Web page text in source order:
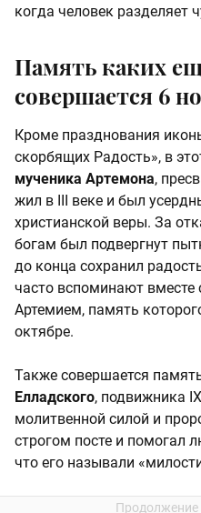
когда человек разделяет
Память каких
совершается 6
Кроме празднования
скорбящих Радость», в
мученика Артемона,
жил в III веке и был
христианской веры. За
богам был подвергнут
до конца сохранил
часто вспоминают
Артемием, память
октябре.
Также совершается
Елладского, подвижника
молитвенной силой и
строгом посте и помогал
что его называли